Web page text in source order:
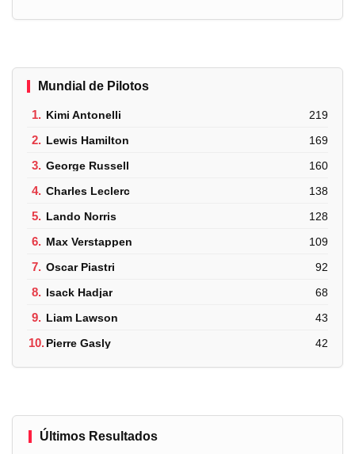
Mundial de Pilotos
1. Kimi Antonelli 219
2. Lewis Hamilton 169
3. George Russell 160
4. Charles Leclerc 138
5. Lando Norris 128
6. Max Verstappen 109
7. Oscar Piastri 92
8. Isack Hadjar 68
9. Liam Lawson 43
10.Pierre Gasly 42
Últimos Resultados